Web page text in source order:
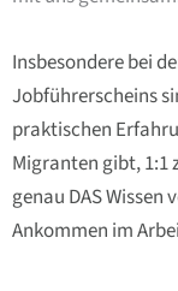
Insbesondere bei
Jobführerscheins
praktischen
Migranten gibt, 1:1
genau DAS
Ankommen im